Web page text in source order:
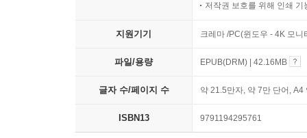
저작권 보호를 위해 인쇄 기
지원기기 크레마 /PC(윈도우 - 4K 모
파일/용량 EPUB(DRM) | 42.16MB
글자 수/페이지 수 약 21.5만자, 약 7만 단어,
ISBN13 9791194295761